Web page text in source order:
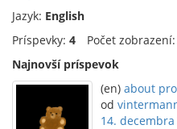
Jazyk: English
Príspevky: 4 Počet zobrazení:
Najnovší príspevok
(en) about
od
14. decembra